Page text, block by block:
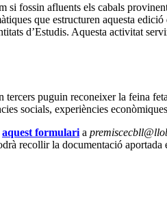
fossin afluents els cabals
que estructuren aquesta
d’Estudis. Aquesta activitat
puguin reconeixer la feina
socials, experiències
aquest formulari a
recollir la documentació